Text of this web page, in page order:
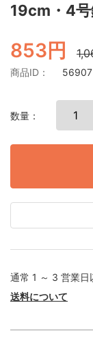
19cm・4号
853円
商品ID： 56907
数量：
通常 1 ～ 3 営業日
送料について